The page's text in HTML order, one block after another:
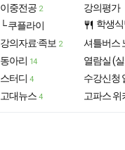
이중전공 2
└ 쿠플라이
강의자료·족보 2
동아리 14
스터디 4
고대뉴스 4
강의평가
restaurant 학생
셔틀버스
열람실 (
수강신청
고파스 위